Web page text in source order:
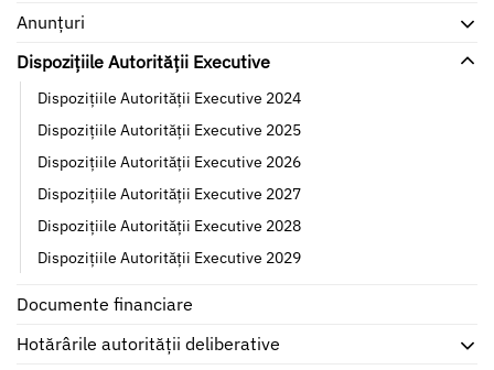
Anunțuri
Dispozițiile Autorității Executive
Dispozițiile Autorității Executive 2024
Dispozițiile Autorității Executive 2025
Dispozițiile Autorității Executive 2026
Dispozițiile Autorității Executive 2027
Dispozițiile Autorității Executive 2028
Dispozițiile Autorității Executive 2029
Documente financiare
Hotărârile autorității deliberative